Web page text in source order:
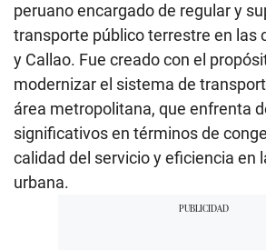
peruano encargado de regular y
transporte público terrestre en las
y Callao. Fue creado con el
modernizar el sistema de
área metropolitana, que enfrenta
significativos en términos de
calidad del servicio y eficiencia en
urbana.